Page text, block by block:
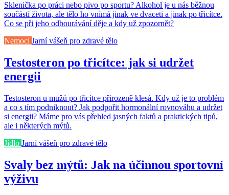
Sklenička po práci nebo pivo po sportu? Alkohol je u nás běžnou
součástí života, ale tělo ho vnímá jinak ve dvaceti a jinak po třicítce.
Co se při jeho odbourávání děje a kdy už zpozornět?
Nemoci Jarní vášeň pro zdravé tělo
Testosteron po třicítce: jak si udržet
energii
Testosteron u mužů po třicítce přirozeně klesá. Kdy už je to problém
a co s tím podniknout? Jak podpořit hormonální rovnováhu a udržet
si energii? Máme pro vás přehled jasných faktů a praktických tipů,
ale i některých mýtů.
Jídlo Jarní vášeň pro zdravé tělo
Svaly bez mýtů: Jak na účinnou sportovní
výživu